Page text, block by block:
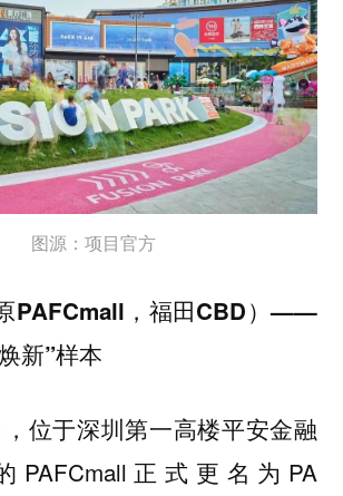
图源：项目官方
PAFCmall，福田CBD）——
新”样本
位于深圳第一高楼平安金融
PAFCmall正式更名为PA